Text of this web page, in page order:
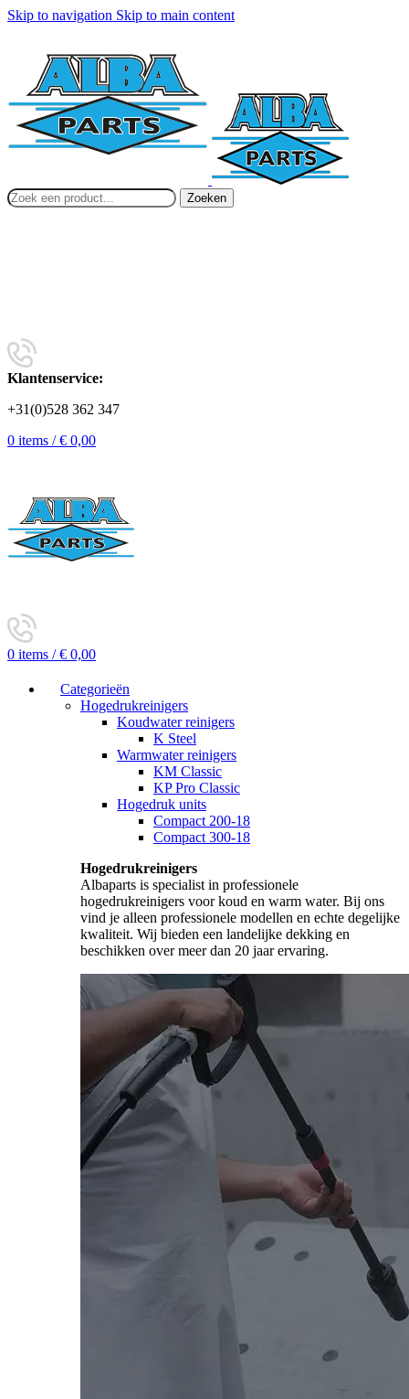
Skip to navigation Skip to main content
Zoeken
Klantenservice:
+31(0)528 362 347
0 items / € 0,00
0 items / € 0,00
Categorieën
Hogedrukreinigers
Koudwater reinigers
K Steel
Warmwater reinigers
KM Classic
KP Pro Classic
Hogedruk units
Compact 200-18
Compact 300-18
Hogedrukreinigers
Albaparts is specialist in professionele
hogedrukreinigers voor koud en warm water. Bij ons
vind je alleen professionele modellen en echte degelijke
kwaliteit. Wij bieden een landelijke dekking en
beschikken over meer dan 20 jaar ervaring.